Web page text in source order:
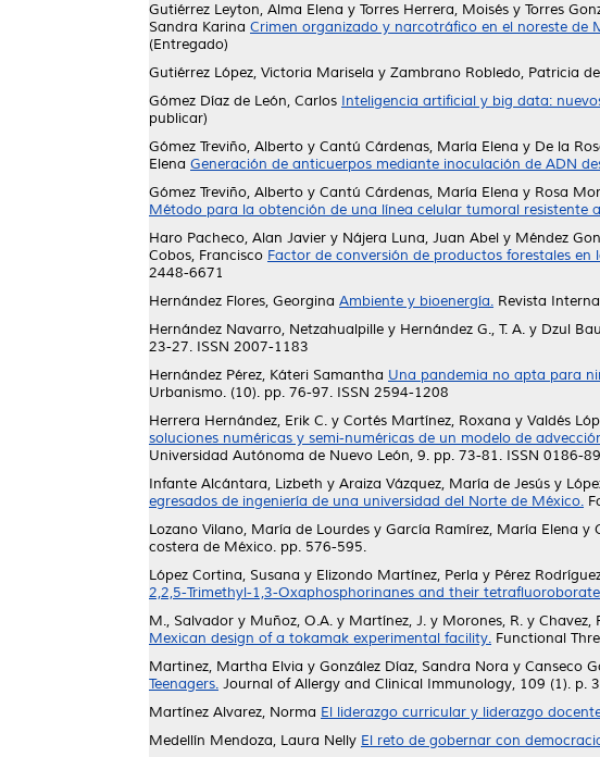
Gutiérrez Leyton, Alma Elena y Torres Herrera, Moisés y Torres
Sandra Karina Crimen organizado y narcotráfico en el noreste
(Entregado)
Gutiérrez López, Victoria Marisela y Zambrano Robledo, Patricia
Gómez Díaz de León, Carlos Inteligencia artificial y big data:
publicar)
Gómez Treviño, Alberto y Cantú Cárdenas, María Elena y De la
Elena Generación de anticuerpos mediante inoculación de ADN
Gómez Treviño, Alberto y Cantú Cárdenas, María Elena y Rosa
Método para la obtención de una línea celular tumoral resistente
Haro Pacheco, Alan Javier y Nájera Luna, Juan Abel y Méndez
Cobos, Francisco Factor de conversión de productos forestales
2448-6671
Hernández Flores, Georgina Ambiente y bioenergía. Revista
Hernández Navarro, Netzahualpille y Hernández G., T. A. y Dzul
23-27. ISSN 2007-1183
Hernández Pérez, Káteri Samantha Una pandemia no apta para
Urbanismo. (10). pp. 76-97. ISSN 2594-1208
Herrera Hernández, Erik C. y Cortés Martínez, Roxana y Valdés
soluciones numéricas y semi-numéricas de un modelo de
Universidad Autónoma de Nuevo León, 9. pp. 73-81. ISSN 0186-
Infante Alcántara, Lizbeth y Araiza Vázquez, María de Jesús y
egresados de ingeniería de una universidad del Norte de México.
Lozano Vilano, María de Lourdes y García Ramírez, María Elena y
costera de México. pp. 576-595.
López Cortina, Susana y Elizondo Martínez, Perla y Pérez
2,2,5-Trimethyl-1,3-Oxaphosphorinanes and their
M., Salvador y Muñoz, O.A. y Martínez, J. y Morones, R. y Chavez,
Mexican design of a tokamak experimental facility. Functional
Martinez, Martha Elvia y González Díaz, Sandra Nora y Canseco
Teenagers. Journal of Allergy and Clinical Immunology, 109 (1). p.
Martínez Alvarez, Norma El liderazgo curricular y liderazgo
Medellín Mendoza, Laura Nelly El reto de gobernar con